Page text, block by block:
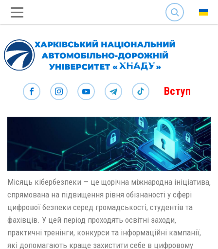
SEARCH
Вступ
Місяць кібербезпеки — це щорічна міжнародна ініціатива,
спрямована на підвищення рівня обізнаності у сфері
цифрової безпеки серед громадськості, студентів та
фахівців. У цей період проходять освітні заходи,
практичні тренінги, конкурси та інформаційні кампанії,
які допомагають краще захистити себе в цифровому